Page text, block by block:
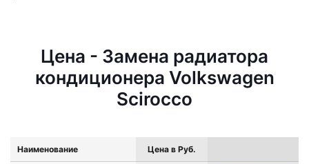
Цена - Замена радиатора
кондиционера Volkswagen
Scirocco
Наименование Цена в Руб.